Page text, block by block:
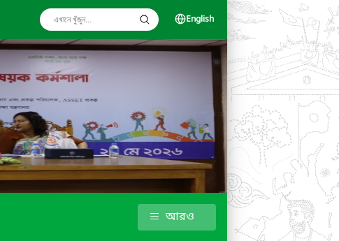
English
আরও